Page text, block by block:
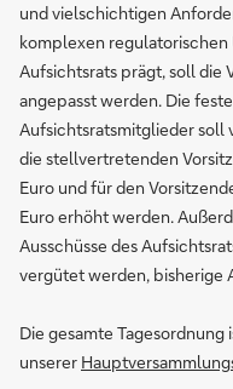
und vielschichtigen
komplexen regulatorischen
Aufsichtsrats prägt, soll die
angepasst werden. Die
Aufsichtsratsmitglieder soll
die stellvertretenden
Euro und für den
Euro erhöht werden.
Ausschüsse des
vergütet werden, bisherige
Die gesamte Tagesordnung
unserer